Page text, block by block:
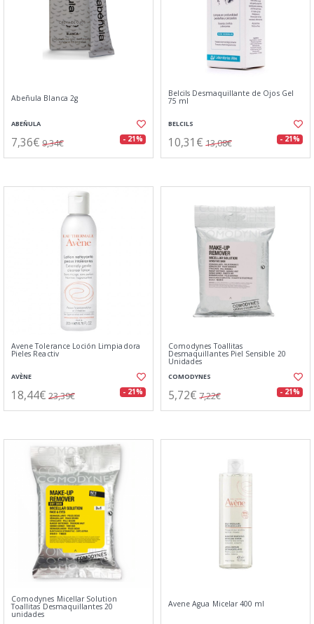
Abeñula Blanca 2g
ABEÑULA
7,36€ 9,34€ - 21%
Belcils Desmaquillante de Ojos Gel
75 ml
BELCILS
10,31€ 13,08€ - 21%
Avene Tolerance Loción Limpiadora
Pieles Reactiv
AVÈNE
18,44€ 23,39€ - 21%
Comodynes Toallitas
Desmaquillantes Piel Sensible 20
Unidades
COMODYNES
5,72€ 7,22€ - 21%
Comodynes Micellar Solution
Toallitas Desmaquillantes 20
unidades
Avene Agua Micelar 400 ml